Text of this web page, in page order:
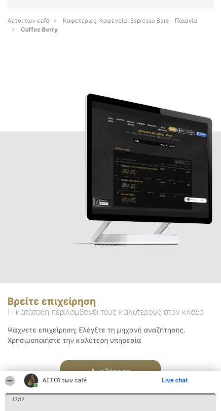
ΑΕΤΟΊ των café Live chat
17:17
Αετοί των café
Καφετέριες, Καφενεία, Espresso Bars - Παιανία
Coffee Berry
Βρείτε επιχείρηση
Η κατάταξη περιλαμβάνει τους καλύτερους στον κλάδο
Ψάχνετε επιχείρηση; Ελέγξτε τη μηχανή αναζήτησης.
Χρησιμοποιήστε την καλύτερη υπηρεσία
Αναζήτηση